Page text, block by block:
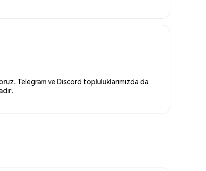
Telegram ve Discord topluluklarımızda da